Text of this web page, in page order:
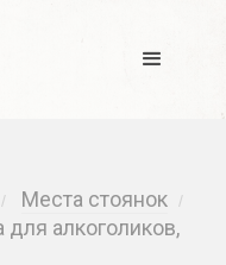
/ Места стоянок /
для алкоголиков,